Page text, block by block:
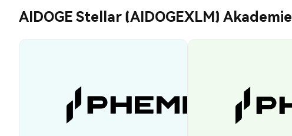
AIDOGE Stellar (AIDOGEXLM) Akademie